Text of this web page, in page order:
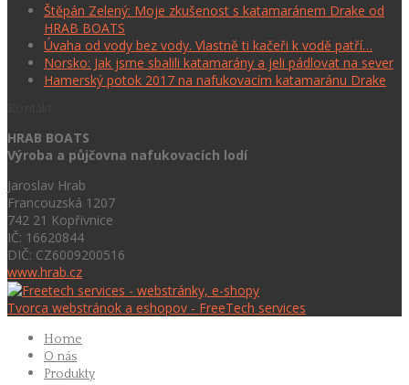
Štěpán Zelený: Moje zkušenost s katamaránem Drake od
HRAB BOATS
Úvaha od vody bez vody. Vlastně ti kačeři k vodě patří…
Norsko: Jak jsme sbalili katamarány a jeli pádlovat na sever
Hamerský potok 2017 na nafukovacím katamaránu Drake
HRAB BOATS
Výroba a půjčovna nafukovacích lodí
Jaroslav Hrab
Francouzská 1207
742 21 Kopřivnice
IČ: 16620844
DIČ: CZ6009200516
www.hrab.cz
Tvorca webstránok a eshopov - FreeTech services
Home
O nás
Produkty